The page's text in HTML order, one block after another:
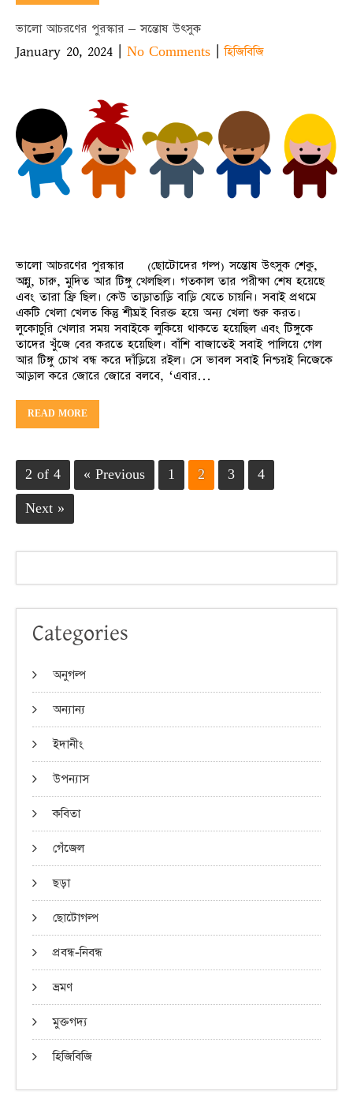
ভালো আচরণের পুরস্কার – সন্তোষ উৎসুক
January 20, 2024 No Comments |হিজিবিজি
ভালো আচরণের পুরস্কার (ছোটোদের গল্প) সন্তোষ উৎসুক শেকু,
অন্নু, চারু, মুদিত আর টিঙ্গু খেলছিল। গতকাল তার পরীক্ষা শেষ হয়েছে
এবং তারা ফ্রি ছিল। কেউ তাড়াতাড়ি বাড়ি যেতে চায়নি। সবাই প্রথমে
একটি খেলা খেলত কিন্তু শীঘ্রই বিরক্ত হয়ে অন্য খেলা শুরু করত।
লুকোচুরি খেলার সময় সবাইকে লুকিয়ে থাকতে হয়েছিল এবং টিঙ্গুকে
তাদের খুঁজে বের করতে হয়েছিল। বাঁশি বাজাতেই সবাই পালিয়ে গেল
আর টিঙ্গু চোখ বন্ধ করে দাঁড়িয়ে রইল। সে ভাবল সবাই নিশ্চয়ই নিজেকে
আড়াল করে জোরে জোরে বলবে, ‘এবার…
READ MORE
2 of 4 « Previous 1 2 3 4
Next »
Categories
অনুগল্প
অন্যান্য
ইদানীং
উপন্যাস
কবিতা
গেঁজেল
ছড়া
ছোটোগল্প
প্রবন্ধ-নিবন্ধ
ভ্রমণ
মুক্তগদ্য
হিজিবিজি